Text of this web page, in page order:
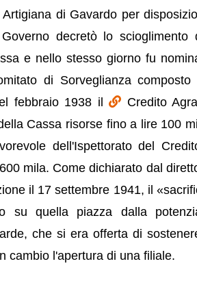
di Gavardo per
decretò lo scioglimento
e nello stesso giorno fu
di Sorveglianza composto
febbraio 1938 il
Credito
Cassa risorse fino a lire 100
dell'Ispettorato del
mila. Come dichiarato dal
il 17 settembre 1941, il
su quella piazza dalla
che si era offerta di
cambio l'apertura di una filiale.